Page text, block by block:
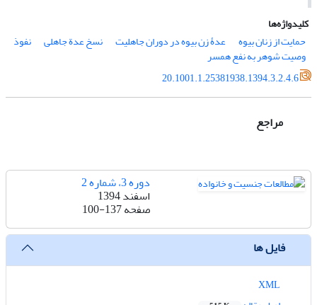
کلیدواژه‌ها
حمایت از زنان بیوه
عدۀ زن بیوه در دوران جاهلیت نسخ عدة جاهلی نفوذ
وصیت شوهر به نفع همسر
20.1001.1.25381938.1394.3.2.4.6
مراجع
دوره 3، شماره 2
اسفند 1394
صفحه100-137
فایل ها